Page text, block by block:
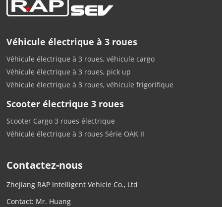
Véhicule électrique à 3 roues
Véhicule électrique à 3 roues, véhicule cargo
Véhicule électrique à 3 roues, pick up
Véhicule électrique à 3 roues, véhicule frigorifique
Scooter électrique 3 roues
Scooter Cargo 3 roues électrique
Véhicule électrique à 3 roues Série OAK II
Contactez-nous
Zhejiang RAP Intelligent Vehicle Co., Ltd
Contact: Mr. Huang